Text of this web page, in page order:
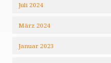
Juli 2024
März 2024
Januar 2023